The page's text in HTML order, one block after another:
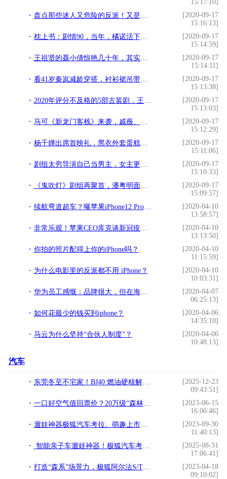
15:17:10]
盘点那些迷人又危险的反派！又是没有三观的一天
[2020-09-17
15:16:13]
枕上书：剧情90，当年，橘诺活下来了，听听她说的另一种真相
[2020-09-17
15:14:59]
王祖贤的聂小倩惊艳几十年，其实在当年，徐克并不想用她
[2020-09-17
15:14:11]
看41岁秦岚减龄穿搭，衬衫裙吊带裙一样不落，活似个二十岁姑娘
[2020-09-17
15:13:38]
2020年评分不及格的5部古装剧，王源、宋威龙都有作品上榜
[2020-09-17
15:13:03]
马可《新龙门客栈》来袭，戚薇、沈梦辰颜值超高，男二气场却更大
[2020-09-17
15:12:29]
杨千嬅出席首映礼，黑衣外套蛋糕袖成亮点，不愧不老女神
[2020-09-17
15:11:06]
剧组太穷导演自己当男主，女主更是零片酬，却意外收获上亿票房
[2020-09-17
15:10:33]
《鬼吹灯》剧组再聚首，潘粤明面色红润状态佳，网友：何时开播？
[2020-09-17
15:09:57]
续航弯道超车？曝苹果iPhone12 Pro有望搭载40W“GaN充电器”
[2020-04-10
13:58:57]
非常乐观！苹果CEO库克谈新冠疫情、工厂复工和产能
[2020-04-10
13:13:50]
你拍的照片配得上你的iPhone吗？
[2020-04-10
11:15:59]
为什么电影里的反派都不用 iPhone？
[2020-04-10
10:03:31]
华为员工感慨：品牌很大，但在海外市场，也就是个卖设备的
[2020-04-07
06:25:13]
如何花最少的钱买到iphone？
[2020-04-06
14:35:10]
马云为什么坚持“合伙人制度”？
[2020-04-06
10:48:13]
汽车
东莞冬至不宅家！BJ40 燃油硬核解锁越野新潮流
[2025-12-23
09:43:51]
一口好空气值回票价？20万级“森林座舱”消除中年焦虑
[2023-06-15
16:06:46]
遛娃神器极狐汽车考拉。萌趣上市价13.18万-16.98万
[2023-09-30
11:40:13]
智能亲子车遛娃神器！极狐汽车考拉成都车展
[2025-08-31
17:06:41]
打造“森系”场景力，极狐阿尔法S/T森林版首发亮相
[2023-04-18
09:10:02]